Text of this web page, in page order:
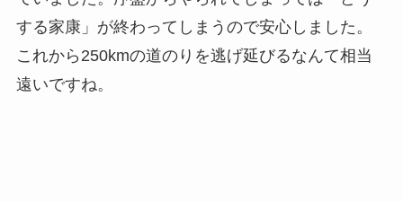
する家康」が終わってしまうので安心しました。
これから250kmの道のりを逃げ延びるなんて相当
遠いですね。